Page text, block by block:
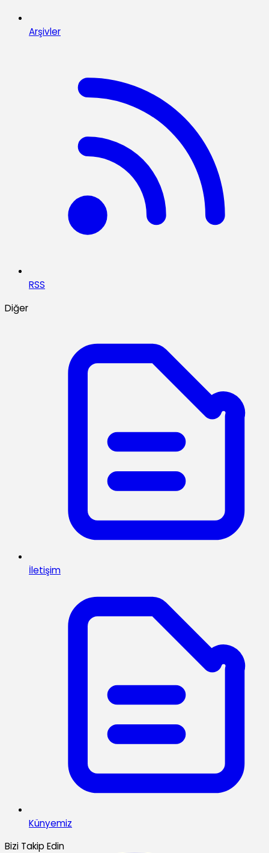
Arşivler
RSS
Diğer
İletişim
Künyemiz
Bizi Takip Edin